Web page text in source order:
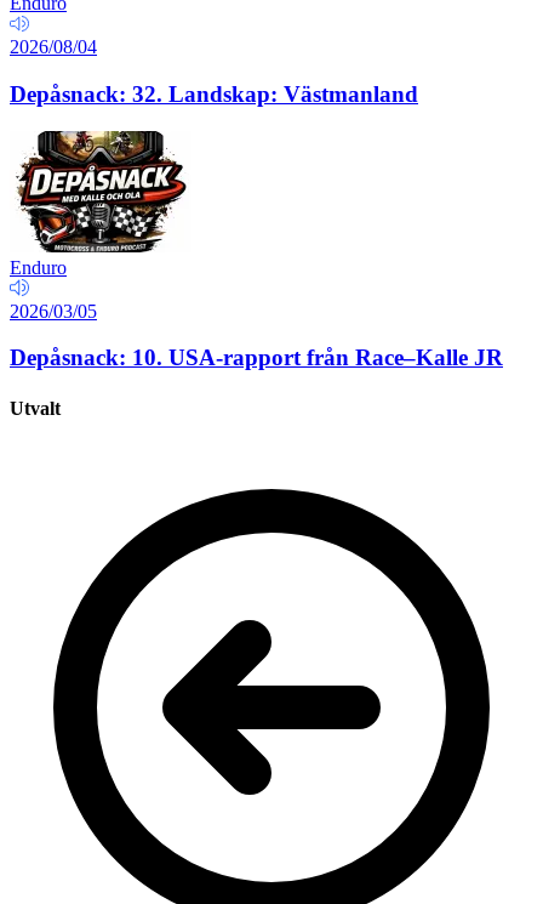
2026/08/04
Depåsnack: 32. Landskap: Västmanland
Enduro
2026/03/05
Depåsnack: 10. USA-rapport från Race–Kalle JR
Utvalt